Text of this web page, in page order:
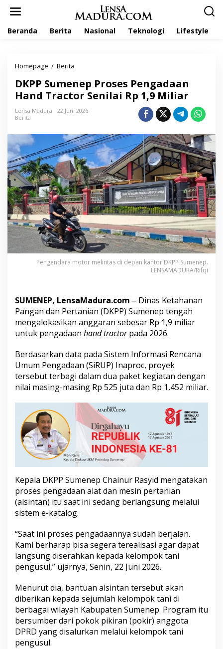
Beranda Berita Nasional Teknologi Lifestyle
Homepage / Berita
P
P
S
u
n
e
p
P
r
o
s
e
s
P
e
n
g
a
d
H
a
n
d
T
a
c
t
o
r
e
i
R
p
1
,
9
M
i
i
a
r
DKPP Sumenep Proses Pengadaan
Hand Tractor Senilai Rp 1,9 Miliar
Lensa Madura
22 Juni 2026
Berita
Pengendara motor melintas di depan kantor DKPP Sumenep.
LENSAMADURA/Rifqi
SUMENEP, LensaMadura.com – Dinas Ketahanan
Pangan dan Pertanian (DKPP) Sumenep tengah
mengalokasikan anggaran sebesar Rp 1,9 miliar
untuk pengadaan hand tractorpada 2026.
Berdasarkan data pada Sistem Informasi Rencana
Umum Pengadaan (SiRUP) Inaproc, proyek
tersebut terbagi dalam dua paket kegiatan dengan
nilai masing-masing Rp 525 juta dan Rp 1,452 miliar.
Kepala DKPP Sumenep Chainur Rasyid mengatakan
proses pengadaan alat dan mesin pertanian
(alsintan) itu saat ini sedang berlangsung melalui
sistem e-katalog.
“Saat ini proses pengadaannya sudah berjalan.
Kami berharap bisa segera terealisasi agar dapat
langsung diserahkan kepada kelompok tani
pengusul,” ujarnya, Senin, 22 Juni 2026.
Menurut dia, bantuan alsintan tersebut akan
diberikan kepada sejumlah kelompok tani di
berbagai wilayah Kabupaten Sumenep. Program itu
bersumber dari pokok pikiran (pokir) anggota
DPRD yang disalurkan melalui kelompok tani
pengusul.